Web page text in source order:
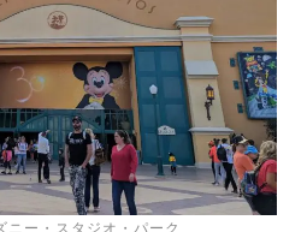
ニー・スタジオ・パーク